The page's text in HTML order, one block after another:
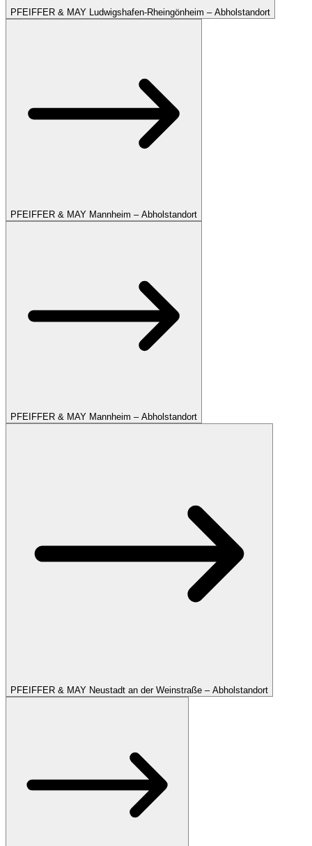
PFEIFFER & MAY Ludwigshafen-Rheingönheim – Abholstandort
PFEIFFER & MAY Mannheim – Abholstandort
PFEIFFER & MAY Mannheim – Abholstandort
PFEIFFER & MAY Neustadt an der Weinstraße – Abholstandort